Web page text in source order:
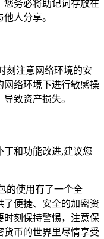
务必将助记词存放在
人分享。
刻注意网络环境的安
网络环境下进行敏感操
致资产损失。
丁和功能改进,建议您
的使用有了一个全
了便捷、安全的加密资
时刻保持警惕，注意保
币的世界里尽情享受